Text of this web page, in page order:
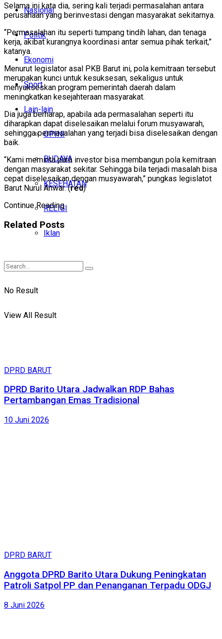
Nasional
Politik
Ekonomi
Sport
Lain-lain
OPINI
BUDAYA
KESEHATAN
RELIGI
Iklan
No Result
View All Result
Selama ini kata dia, sering kali terjadi permasalahan antara
perusahaan yang berinvestasi dengan masyarakat sekitarnya.
“Permasalahan itu seperti tumpang tindih lahan, dan tenaga
kerja, akibat kurangnya koordinasi antar semua pihak terkait,”
katanya.
Menurut legislator asal PKB Barut ini, pola kemitraan tersebut
merupakan kunci untuk kesuksesan, sekaligus untuk
menyukseskan program pemerintah daerah dalam
meningkatkan kesejahteraan masyarakat.
Dia juga berharap, apabila ada permasalahan seperti itu
diharapkan dapat diselesaikan melalui forum musyawarah,
sehingga permasalahan yang terjadi bisa diselesaikan dengan
baik.
“Kami meminta para investor bisa membangun pola kemitraan
dengan masyarakat sekitar. Sehingga bila terjadi masalah bisa
cepat diselesaikan dengan musyawarah,” pungkas legislatot
Barut Nurul Anwar. (red)
Continue Reading
Related Posts
DPRD BARUT
DPRD Barito Utara Jadwalkan RDP Bahas
Pertambangan Emas Tradisional
10 Juni 2026
DPRD BARUT
Anggota DPRD Barito Utara Dukung Peningkatan
Patroli Satpol PP dan Penanganan Terpadu ODGJ
8 Juni 2026